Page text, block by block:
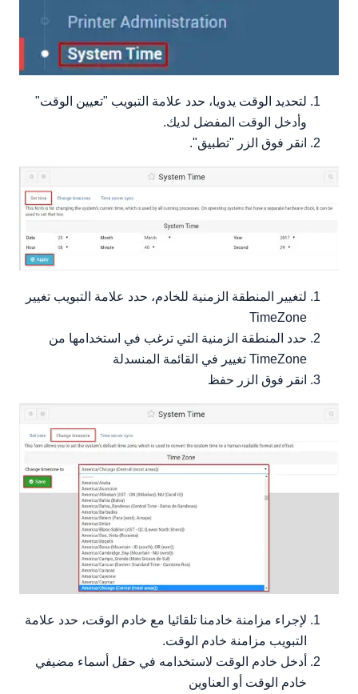
لتحديد الوقت يدويا، حدد علامة التبويب "تعيين الوقت"
وأدخل الوقت المفضل لديك.
انقر فوق الزر "تطبيق".
لتغيير المنطقة الزمنية للخادم، حدد علامة التبويب تغيير
TimeZone
حدد المنطقة الزمنية التي ترغب في استخدامها من
TimeZone تغيير في القائمة المنسدلة
انقر فوق الزر حفظ
لإجراء مزامنة خادمنا تلقائيا مع خادم الوقت، حدد علامة
التبويب مزامنة خادم الوقت.
أدخل خادم الوقت لاستخدامه في حقل أسماء مضيفي
خادم الوقت أو العناوين